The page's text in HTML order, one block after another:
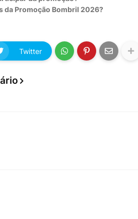
da Promoção Bombril 2026?
Twitter